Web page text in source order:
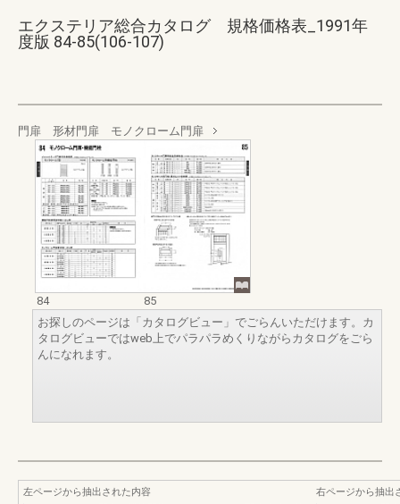
エクステリア総合カタログ 規格価格表_1991年
度版 84-85(106-107)
門扉 形材門扉 モノクローム門扉
84
85
お探しのページは「カタログビュー」でごらんいただけます。カ
タログビューではweb上でパラパラめくりながらカタログをごら
んになれます。
左ページから抽出された内容
右ページから抽出